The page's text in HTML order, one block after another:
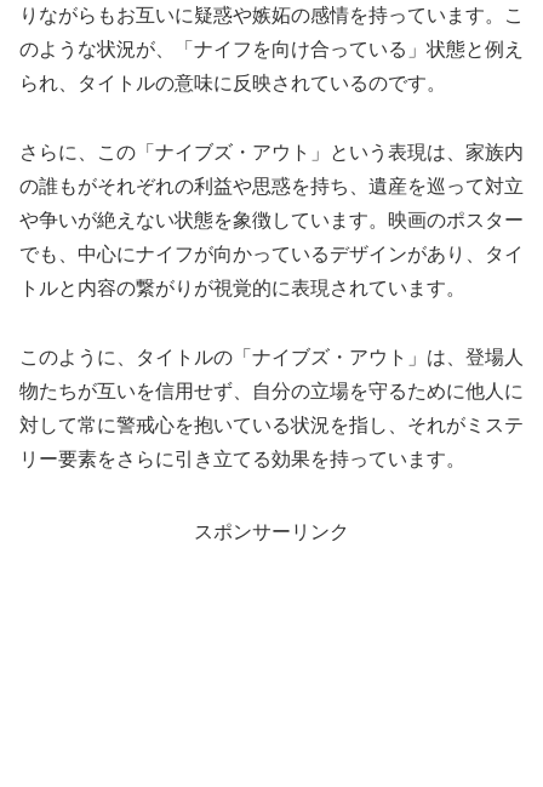
りながらもお互いに疑惑や嫉妬の感情を持っています。こ
のような状況が、「ナイフを向け合っている」状態と例え
られ、タイトルの意味に反映されているのです。
さらに、この「ナイブズ・アウト」という表現は、家族内
の誰もがそれぞれの利益や思惑を持ち、遺産を巡って対立
や争いが絶えない状態を象徴しています。映画のポスター
でも、中心にナイフが向かっているデザインがあり、タイ
トルと内容の繋がりが視覚的に表現されています。
このように、タイトルの「ナイブズ・アウト」は、登場人
物たちが互いを信用せず、自分の立場を守るために他人に
対して常に警戒心を抱いている状況を指し、それがミステ
リー要素をさらに引き立てる効果を持っています。
スポンサーリンク